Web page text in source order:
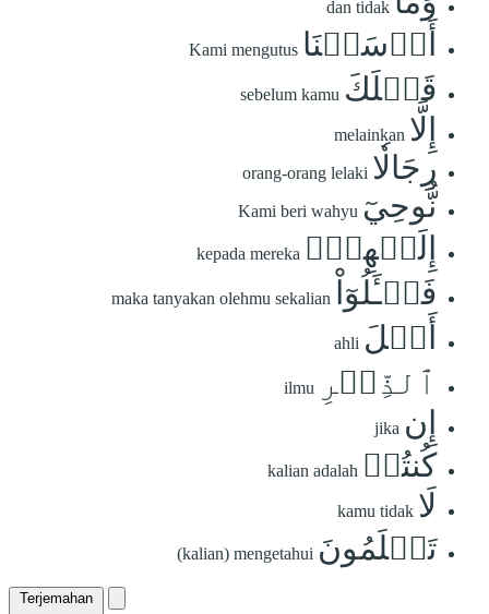
dan tidak
أَرۡسَلۡنَا Kami mengutus
قَبۡلَكَ sebelum kamu
إِلَّا melainkan
رِجَالٗا orang-orang lelaki
نُّوحِيٓ Kami beri wahyu
إِلَيۡهِمۡۖ kepada mereka
فَسۡـَٔلُوٓاْ maka tanyakan olehmu sekalian
أَهۡلَ ahli
ٱلذِّكۡرِ ilmu
إِن jika
كُنتُمۡ kalian adalah
لَا kamu tidak
تَعۡلَمُونَ (kalian) mengetahui
Terjemahan